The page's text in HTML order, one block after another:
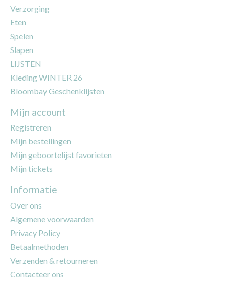
Verzorging
Eten
Spelen
Slapen
LIJSTEN
Kleding WINTER 26
Bloombay Geschenklijsten
Mijn account
Registreren
Mijn bestellingen
Mijn geboortelijst favorieten
Mijn tickets
Informatie
Over ons
Algemene voorwaarden
Privacy Policy
Betaalmethoden
Verzenden & retourneren
Contacteer ons